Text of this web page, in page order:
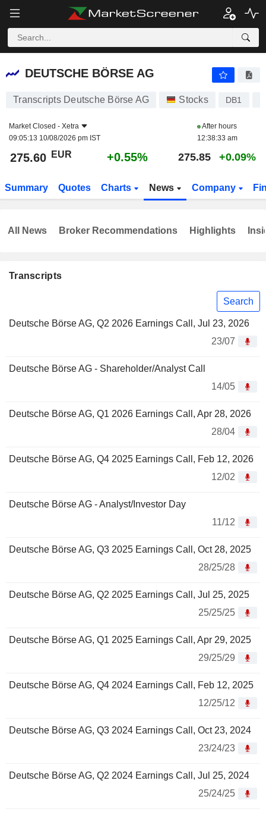
DEUTSCHE BÖRSE AG
DEUTSCHE BÖRSE AG
Transcripts Deutsche Börse AG Stocks DB1
Market Closed - Xetra
09:05:13 10/08/2026 pm IST
After hours
12:38:33 am
275.60 EUR +0.55% 275.85 +0.09%
Summary Quotes Charts News Company
Transcripts
Search
Deutsche Börse AG, Q2 2026 Earnings Call, Jul 23, 2026
23/07
Deutsche Börse AG - Shareholder/Analyst Call
14/05
Deutsche Börse AG, Q1 2026 Earnings Call, Apr 28, 2026
28/04
Deutsche Börse AG, Q4 2025 Earnings Call, Feb 12, 2026
12/02
Deutsche Börse AG - Analyst/Investor Day
11/12
Deutsche Börse AG, Q3 2025 Earnings Call, Oct 28, 2025
28/25/28
Deutsche Börse AG, Q2 2025 Earnings Call, Jul 25, 2025
25/25/25
Deutsche Börse AG, Q1 2025 Earnings Call, Apr 29, 2025
29/25/29
Deutsche Börse AG, Q4 2024 Earnings Call, Feb 12, 2025
12/25/12
Deutsche Börse AG, Q3 2024 Earnings Call, Oct 23, 2024
23/24/23
Deutsche Börse AG, Q2 2024 Earnings Call, Jul 25, 2024
25/24/25
All News Broker Recommendations Highlights